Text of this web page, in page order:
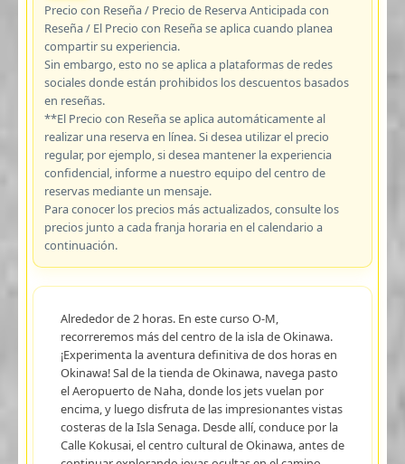
Precio con Reseña / Precio de Reserva Anticipada con
Reseña / El Precio con Reseña se aplica cuando planea
compartir su experiencia.
Sin embargo, esto no se aplica a plataformas de redes
sociales donde están prohibidos los descuentos basados
en reseñas.
**El Precio con Reseña se aplica automáticamente al
realizar una reserva en línea. Si desea utilizar el precio
regular, por ejemplo, si desea mantener la experiencia
confidencial, informe a nuestro equipo del centro de
reservas mediante un mensaje.
Para conocer los precios más actualizados, consulte los
precios junto a cada franja horaria en el calendario a
continuación.
Alrededor de 2 horas. En este curso O-M,
recorreremos más del centro de la isla de Okinawa.
¡Experimenta la aventura definitiva de dos horas en
Okinawa! Sal de la tienda de Okinawa, navega pasto
el Aeropuerto de Naha, donde los jets vuelan por
encima, y luego disfruta de las impresionantes vistas
costeras de la Isla Senaga. Desde allí, conduce por la
Calle Kokusai, el centro cultural de Okinawa, antes de